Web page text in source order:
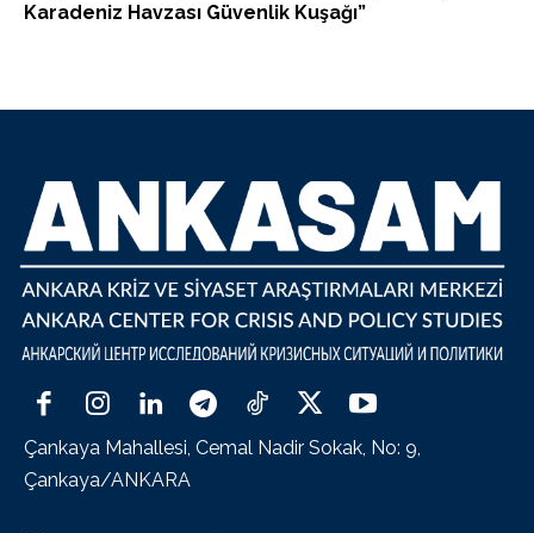
Karadeniz Havzası Güvenlik Kuşağı”
Çankaya Mahallesi, Cemal Nadir Sokak, No: 9,
Çankaya/ANKARA